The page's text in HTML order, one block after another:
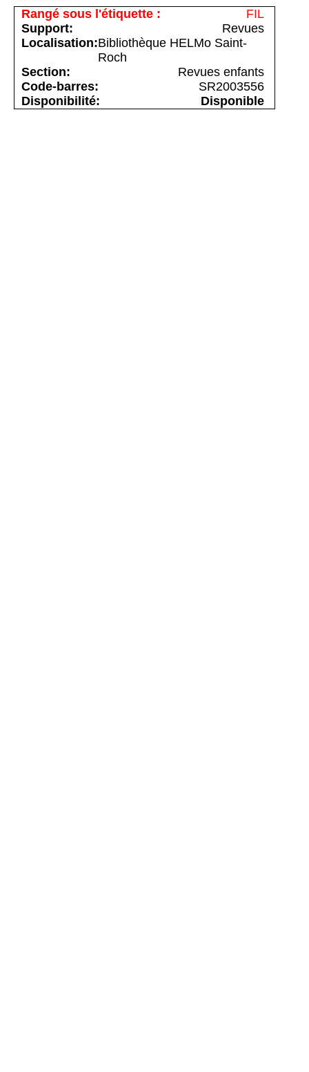
FIL
Revues
Bibliothèque HELMo Saint-
Roch
Revues enfants
SR2003556
Disponible